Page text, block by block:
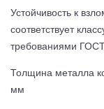
Устойчивость к
соответствует
требованиями
Толщина металла
мм